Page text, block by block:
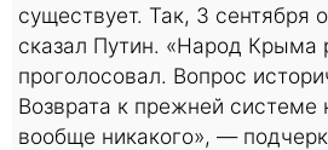
существует. Так, 3 сентября
сказал Путин. «Народ Крыма
проголосовал. Вопрос
Возврата к прежней системе
вообще никакого», —